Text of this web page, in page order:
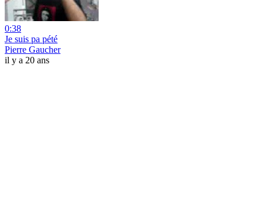
0:38
Je suis pa pété
Pierre Gaucher
il y a 20 ans